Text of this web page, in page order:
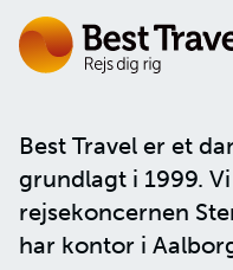
Best Travel er et
grundlagt i 1999.
rejsekoncernen
har kontor i